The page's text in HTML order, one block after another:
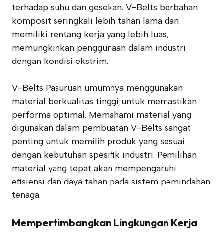
terhadap suhu dan gesekan. V-Belts berbahan
komposit seringkali lebih tahan lama dan
memiliki rentang kerja yang lebih luas,
memungkinkan penggunaan dalam industri
dengan kondisi ekstrim.
V-Belts Pasuruan umumnya menggunakan
material berkualitas tinggi untuk memastikan
performa optimal. Memahami material yang
digunakan dalam pembuatan V-Belts sangat
penting untuk memilih produk yang sesuai
dengan kebutuhan spesifik industri. Pemilihan
material yang tepat akan mempengaruhi
efisiensi dan daya tahan pada sistem pemindahan
tenaga.
Mempertimbangkan Lingkungan Kerja